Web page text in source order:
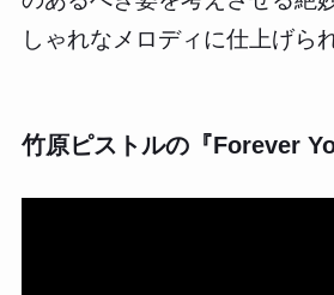
しゃれなメロディに仕上げら
竹原ピストルの『Forever